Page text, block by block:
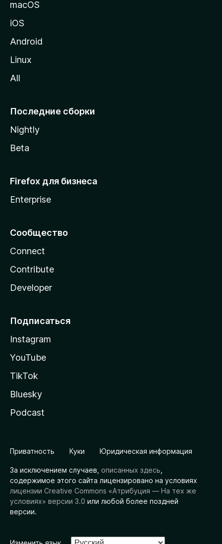
у
M
i
l
macOS
iOS
Android
Linux
All
Последние сборки
Nightly
Beta
Firefox для бизнеса
Enterprise
Сообщество
Connect
Contribute
Developer
Подписаться
Instagram
YouTube
TikTok
Bluesky
Podcast
Приватность Куки Юридическая информация
За исключением случаев, описанных здесь
содержимое этого сайта лицензировано на условиях
лицензии Creative Commons «Атрибуция — На тех же
условиях» версии 3.0 или любой более поздней
версии.